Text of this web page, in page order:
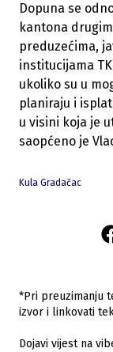
Dopuna se
kantona
preduzećima,
institucijama
ukoliko su u
planiraju i
u visini koja je
saopćeno je
Kula Gradačac
*Pri preuzimanju
izvor i linkovati
Dojavi vijest na